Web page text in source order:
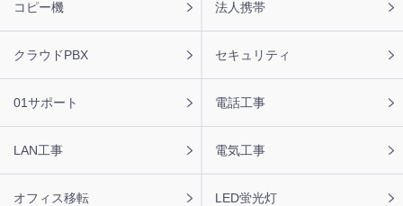
コピー機 法人携帯
クラウドPBX セキュリティ
01サポート 電話工事
LAN工事 電気工事
オフィス移転 LED蛍光灯